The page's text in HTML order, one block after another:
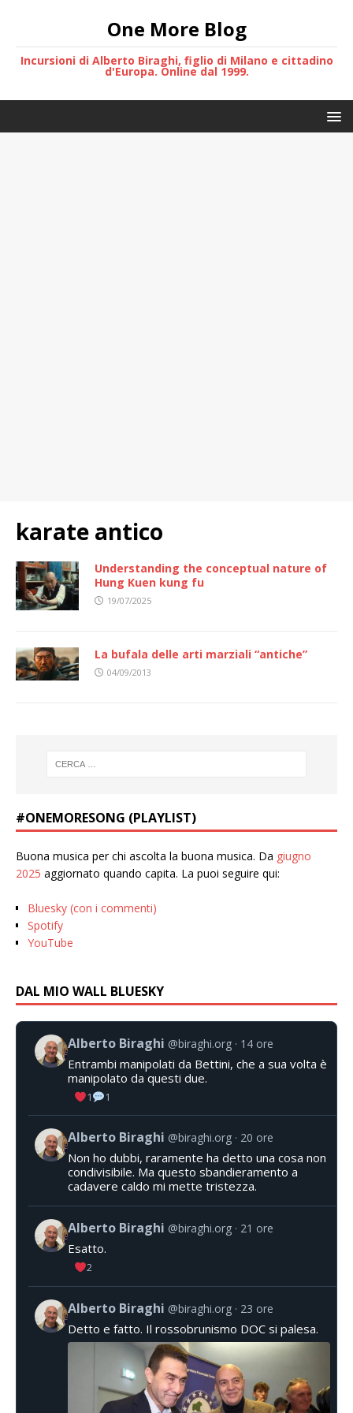
One More Blog
Incursioni di Alberto Biraghi, figlio di Milano e cittadino
d'Europa. Online dal 1999.
karate antico
Understanding the conceptual nature of
Hung Kuen kung fu
19/07/2025
La bufala delle arti marziali “antiche”
04/09/2013
#ONEMORESONG (PLAYLIST)
Buona musica per chi ascolta la buona musica. Da giugno
2025 aggiornato quando capita. La puoi seguire qui:
Bluesky (con i commenti)
Spotify
YouTube
DAL MIO WALL BLUESKY
Alberto Biraghi @biraghi.org 14 ore
Entrambi manipolati da Bettini, che a sua volta è
manipolato da questi due.
1 1
Alberto Biraghi @biraghi.org 20 ore
Non ho dubbi, raramente ha detto una cosa non
condivisibile. Ma questo sbandieramento a
cadavere caldo mi mette tristezza.
Alberto Biraghi @biraghi.org 21 ore
Esatto.
2
Alberto Biraghi @biraghi.org 23 ore
Detto e fatto. Il rossobrunismo DOC si palesa.